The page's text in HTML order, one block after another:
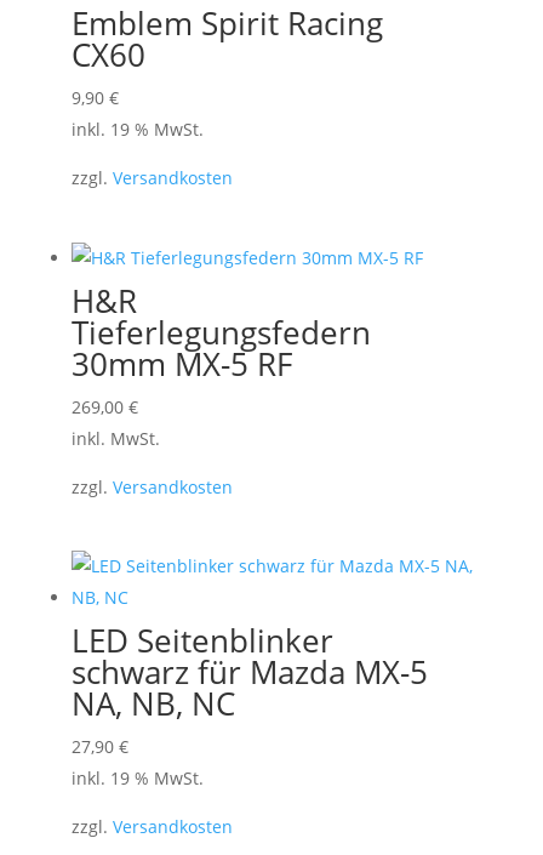
Emblem Spirit Racing
CX60
9,90 €
inkl. 19 % MwSt.
zzgl. Versandkosten
H&R
Tieferlegungsfedern
30mm MX-5 RF
269,00 €
mehrere
auf.
Optionen
können
auf
der
gewählt
werden
inkl. MwSt.
zzgl. Versandkosten
LED Seitenblinker
schwarz für Mazda MX-5
NA, NB, NC
27,90 €
inkl. 19 % MwSt.
zzgl. Versandkosten